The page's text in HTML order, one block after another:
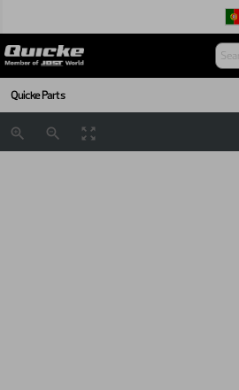
Quicke Parts